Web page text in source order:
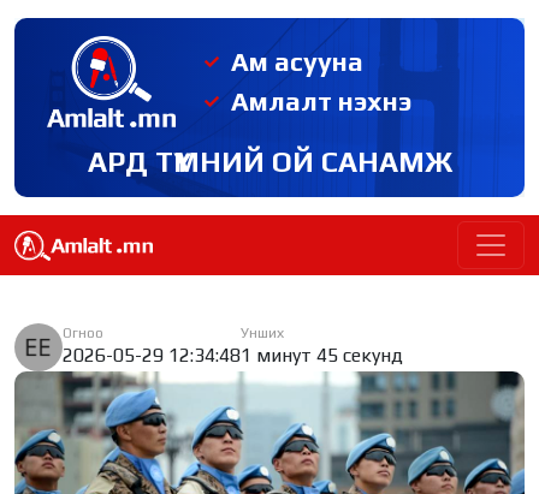
Ам асууна
Амлалт нэхнэ
АРД ТҮМНИЙ ОЙ САНАМЖ
Огноо
2026-05-29 12:34:48
Унших
1 минут 45 секунд